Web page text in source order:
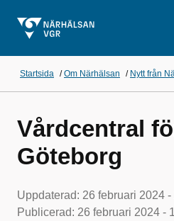
Startsida /Om Närhälsan / Nytt från
Vårdcentral
Göteborg
Uppdaterad: 26 februari 2024 -
Publicerad: 26 februari 2024 -